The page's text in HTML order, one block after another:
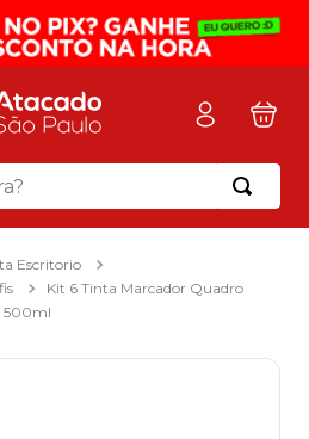
Escritorio
Kit 6 Tinta Marcador Quadro
500ml